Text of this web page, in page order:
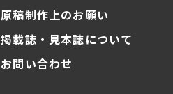
原稿制作上のお願い
掲載誌・見本誌について
お問い合わせ